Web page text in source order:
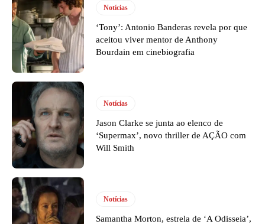
Notícias
‘Tony’: Antonio Banderas revela por que
aceitou viver mentor de Anthony
Bourdain em cinebiografia
Notícias
Jason Clarke se junta ao elenco de
‘Supermax’, novo thriller de AÇÃO com
Will Smith
Notícias
Samantha Morton, estrela de ‘A Odisseia’,